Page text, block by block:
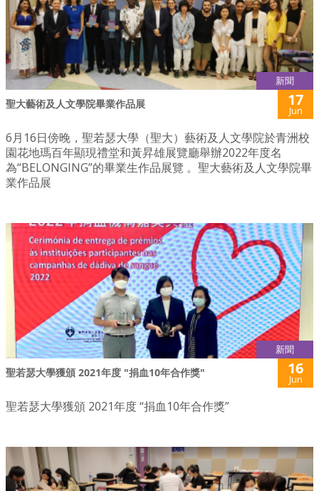
新聞
聖大藝術及人文學院畢業作品展 17
Jun
6月16日傍晚，聖若瑟大學（聖大）藝術及人文學院於青洲校
園花地瑪百年顯現禮堂和黃昇雄展覽廳舉辦2022年度名
為“BELONGING”的畢業生作品展覽 。聖大藝術及人文學院畢
業作品展
新聞
聖若瑟大學獲頒 2021年度 "捐血10年合作獎" 16
Jun
聖若瑟大學獲頒 2021年度 “捐血10年合作獎”